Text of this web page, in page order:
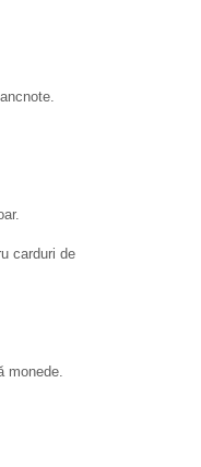
carduri de
monede.